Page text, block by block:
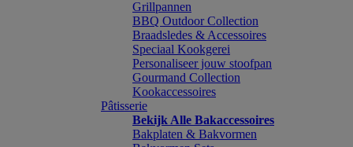
Grillpannen
BBQ Outdoor Collection
Braadsledes & Accessoires
Speciaal Kookgerei
Personaliseer jouw stoofpan
Gourmand Collection
Kookaccessoires
Pâtisserie
Bekijk Alle Bakaccessoires
Bakplaten & Bakvormen